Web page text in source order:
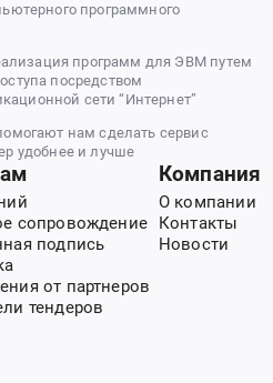
программного
программ для ЭВМ путем
посредством
сети “Интернет”
нам сделать сервис
удобнее и лучше
сопровождение
подпись
от партнеров
тендеров
Компания
О компании
Контакты
Новости